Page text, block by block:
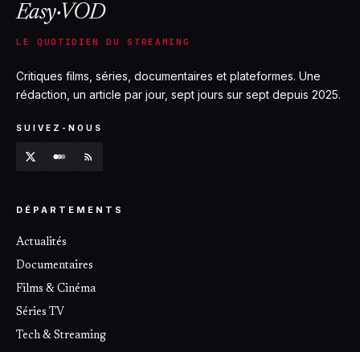
Easy·VOD
LE QUOTIDIEN DU STREAMING
Critiques films, séries, documentaires et plateformes. Une
rédaction, un article par jour, sept jours sur sept depuis 2025.
SUIVEZ-NOUS
DÉPARTEMENTS
Actualités
Documentaires
Films & Cinéma
Séries TV
Tech & Streaming